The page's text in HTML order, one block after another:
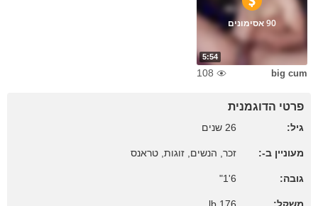
5:54
90 אסימונים
big cum
108
פרטי הדוגמנית
גיל: 26 שנים
מעוניין ב-: זכר, הנשים, זוגות, טראנס
גובה: 6'1"